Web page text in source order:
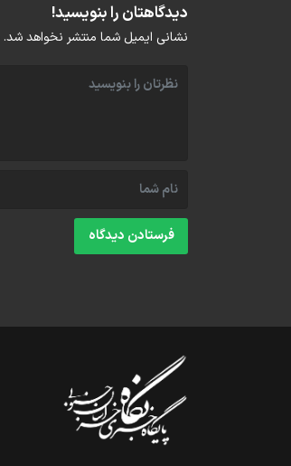
دیدگاهتان را بنویسید!
نشانی ایمیل شما منتشر نخواهد شد.